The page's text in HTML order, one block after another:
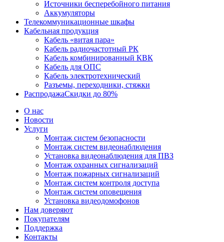
Источники бесперебойного питания
Аккумуляторы
Телекоммуникационные шкафы
Кабельная продукция
Кабель «витая пара»
Кабель радиочастотный РК
Кабель комбинированный КВК
Кабель для ОПС
Кабель электротехнический
Разъемы, переходники, стяжки
РаспродажаСкидки до 80%
О нас
Новости
Услуги
Монтаж систем безопасности
Монтаж систем видеонаблюдения
Установка видеонаблюдения для ПВЗ
Монтаж охранных сигнализаций
Монтаж пожарных сигнализаций
Монтаж систем контроля доступа
Монтаж систем оповещения
Установка видеодомофонов
Нам доверяют
Покупателям
Поддержка
Контакты